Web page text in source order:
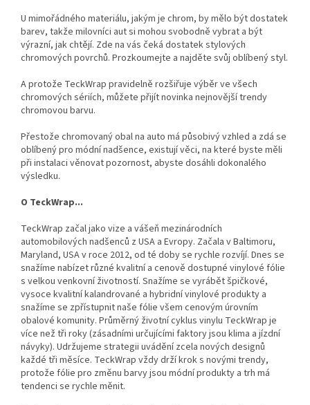
U mimořádného materiálu, jakým je chrom, by mělo být dostatek
barev, takže milovníci aut si mohou svobodně vybrat a být
výrazní, jak chtějí. Zde na vás čeká dostatek stylových
chromových povrchů. Prozkoumejte a najděte svůj oblíbený styl.
A protože TeckWrap pravidelně rozšiřuje výběr ve všech
chromových sériích, můžete přijít novinka nejnovější trendy
chromovou barvu.
Přestože chromovaný obal na auto má působivý vzhled a zdá se
oblíbený pro módní nadšence, existují věci, na které byste měli
při instalaci věnovat pozornost, abyste dosáhli dokonalého
výsledku.
O TeckWrap...
TeckWrap začal jako vize a vášeň mezinárodních
automobilových nadšenců z USA a Evropy. Začala v Baltimoru,
Maryland, USA v roce 2012, od té doby se rychle rozvíjí. Dnes se
snažíme nabízet různé kvalitní a cenově dostupné vinylové fólie
s velkou venkovní životností. Snažíme se vyrábět špičkové,
vysoce kvalitní kalandrované a hybridní vinylové produkty a
snažíme se zpřístupnit naše fólie všem cenovým úrovním
obalové komunity. Průměrný životní cyklus vinylu TeckWrap je
více než tři roky (zásadními určujícími faktory jsou klima a jízdní
návyky). Udržujeme strategii uvádění zcela nových designů
každé tři měsíce. TeckWrap vždy drží krok s novými trendy,
protože fólie pro změnu barvy jsou módní produkty a trh má
tendenci se rychle měnit.